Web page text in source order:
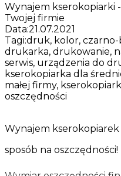
Wynajem kserokopiarki
Twojej firmie
Data:21.07.2021
Tagi:druk, kolor, czarno-
drukarka, drukowanie,
serwis, urządzenia do
kserokopiarka dla
małej firmy,
oszczędności
Wynajem
sposób na oszczędności!